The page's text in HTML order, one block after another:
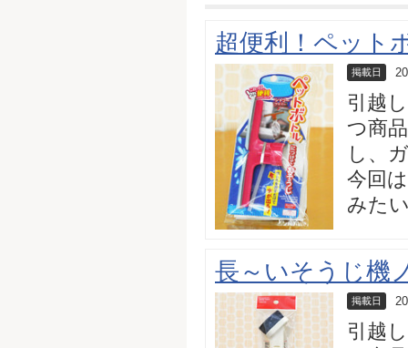
超便利！ペット
掲載日
引越
つ商
し、
今回
みた
長～いそうじ機
掲載日
引越